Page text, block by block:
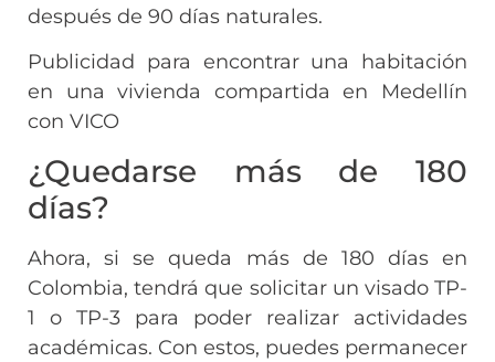
después de 90 días naturales.
Publicidad para encontrar una habitación
en una vivienda compartida en Medellín
con VICO
¿Quedarse más de 180
días?
Ahora, si se queda más de 180 días en
Colombia, tendrá que solicitar un visado TP-
1 o TP-3 para poder realizar actividades
académicas. Con estos, puedes permanecer